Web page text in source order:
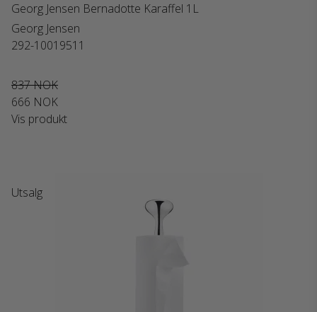
Georg Jensen Bernadotte Karaffel 1L
Georg Jensen
292-10019511
837 NOK
666 NOK
Vis produkt
Utsalg